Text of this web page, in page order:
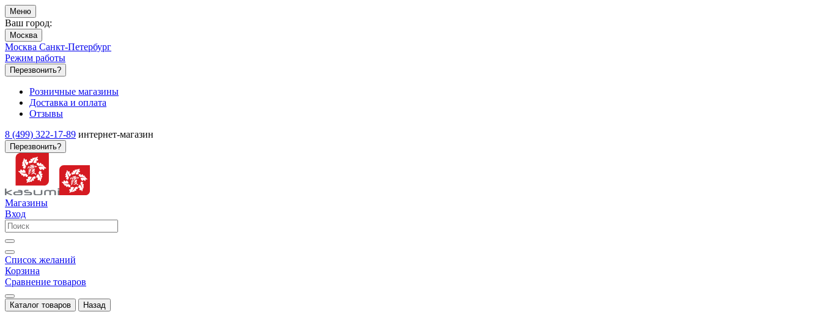
Меню
Ваш город:
Москва
Москва Санкт-Петербург
Режим работы
Перезвонить?
Розничные магазины
Доставка и оплата
Отзывы
8 (499) 322-17-89 интернет-магазин
Перезвонить?
Магазины
Вход
Список желаний
Корзина
Сравнение товаров
Каталог товаров Назад